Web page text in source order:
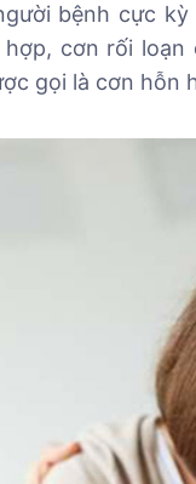
bệnh cực
cơn rối
gọi là cơn hỗn